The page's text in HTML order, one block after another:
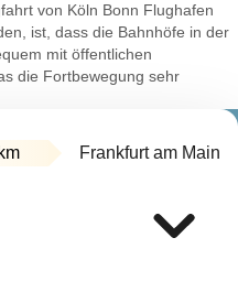
von Köln Bonn Flughafen
ist, dass die Bahnhöfe in der
mit öffentlichen
die Fortbewegung sehr
Frankfurt am Main